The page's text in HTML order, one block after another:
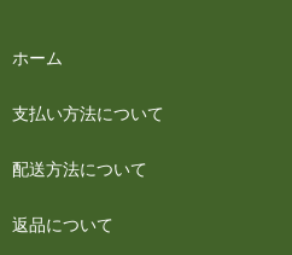
ホーム
支払い方法について
配送方法について
返品について